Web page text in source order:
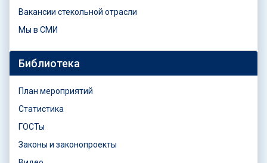
Вакансии стекольной отрасли
Мы в СМИ
Библиотека
План мероприятий
Статистика
ГОСТы
Законы и законопроекты